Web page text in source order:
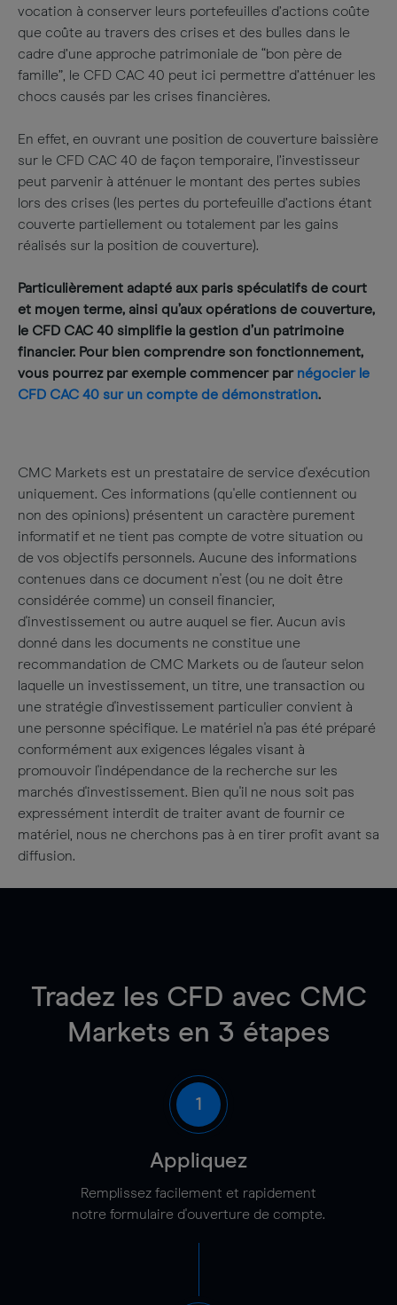
vocation à conserver leurs portefeuilles d’actions coûte
que coûte au travers des crises et des bulles dans le
cadre d’une approche patrimoniale de “bon père de
famille”, le CFD CAC 40 peut ici permettre d’atténuer les
chocs causés par les crises financières.
En effet, en ouvrant une position de couverture baissière
sur le CFD CAC 40 de façon temporaire, l’investisseur
peut parvenir à atténuer le montant des pertes subies
lors des crises (les pertes du portefeuille d’actions étant
couverte partiellement ou totalement par les gains
réalisés sur la position de couverture).
Particulièrement adapté aux paris spéculatifs de court
et moyen terme, ainsi qu’aux opérations de couverture,
le CFD CAC 40 simplifie la gestion d’un patrimoine
financier. Pour bien comprendre son fonctionnement,
vous pourrez par exemple commencer par négocier le
CFD CAC 40 sur un compte de démonstration.
CMC Markets est un prestataire de service d'exécution
uniquement. Ces informations (qu'elle contiennent ou
non des opinions) présentent un caractère purement
informatif et ne tient pas compte de votre situation ou
de vos objectifs personnels. Aucune des informations
contenues dans ce document n'est (ou ne doit être
considérée comme) un conseil financier,
d'investissement ou autre auquel se fier. Aucun avis
donné dans les documents ne constitue une
recommandation de CMC Markets ou de l'auteur selon
laquelle un investissement, un titre, une transaction ou
une stratégie d'investissement particulier convient à
une personne spécifique. Le matériel n'a pas été préparé
conformément aux exigences légales visant à
promouvoir l'indépendance de la recherche sur les
marchés d'investissement. Bien qu'il ne nous soit pas
expressément interdit de traiter avant de fournir ce
matériel, nous ne cherchons pas à en tirer profit avant sa
diffusion.
Tradez les CFD avec CMC
Markets en 3 étapes
1
Appliquez
Remplissez facilement et rapidement
notre formulaire d'ouverture de compte.